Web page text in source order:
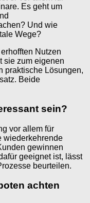
Es geht um
Und wie
Wege?
Nutzen
sie zum eigenen
praktische Lösungen,
Beide
sein?
vor allem für
wiederkehrende
gewinnen
geeignet ist, lässt
beurteilen.
achten